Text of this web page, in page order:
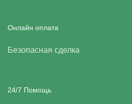
Онлайн оплата
Безопасная сделка
24/7 Помощь